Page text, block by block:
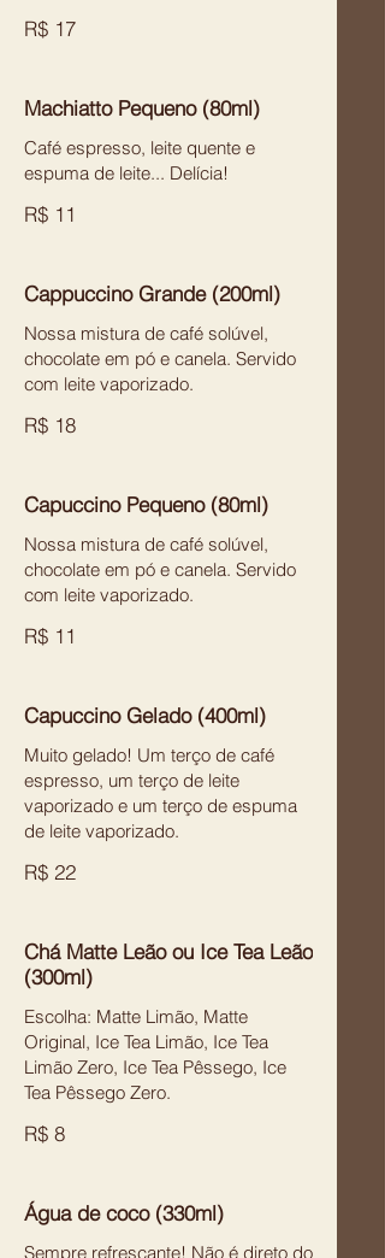
R$ 17
Machiatto Pequeno (80ml)
Café espresso, leite quente e
espuma de leite... Delícia!
R$ 11
Cappuccino Grande (200ml)
Nossa mistura de café solúvel,
chocolate em pó e canela. Servido
com leite vaporizado.
R$ 18
Capuccino Pequeno (80ml)
Nossa mistura de café solúvel,
chocolate em pó e canela. Servido
com leite vaporizado.
R$ 11
Capuccino Gelado (400ml)
Muito gelado! Um terço de café
espresso, um terço de leite
vaporizado e um terço de espuma
de leite vaporizado.
R$ 22
Chá Matte Leão ou Ice Tea Leão
(300ml)
Escolha: Matte Limão, Matte
Original, Ice Tea Limão, Ice Tea
Limão Zero, Ice Tea Pêssego, Ice
Tea Pêssego Zero.
R$ 8
Água de coco (330ml)
Sempre refrescante! Não é direto do